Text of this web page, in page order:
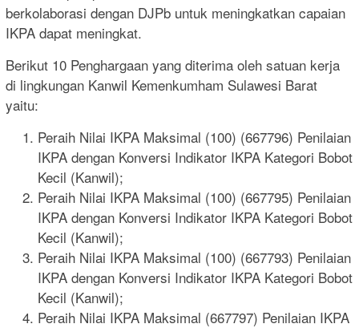
berkolaborasi dengan DJPb untuk meningkatkan capaian
IKPA dapat meningkat.
Berikut 10 Penghargaan yang diterima oleh satuan kerja
di lingkungan Kanwil Kemenkumham Sulawesi Barat
yaitu:
Peraih Nilai IKPA Maksimal (100) (667796) Penilaian
IKPA dengan Konversi Indikator IKPA Kategori Bobot
Kecil (Kanwil);
Peraih Nilai IKPA Maksimal (100) (667795) Penilaian
IKPA dengan Konversi Indikator IKPA Kategori Bobot
Kecil (Kanwil);
Peraih Nilai IKPA Maksimal (100) (667793) Penilaian
IKPA dengan Konversi Indikator IKPA Kategori Bobot
Kecil (Kanwil);
Peraih Nilai IKPA Maksimal (667797) Penilaian IKPA